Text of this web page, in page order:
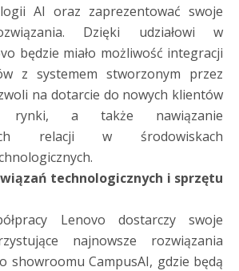
AI oraz zaprezentować swoje
Dzięki udziałowi w
będzie miało możliwość integracji
z systemem stworzonym przez
na dotarcie do nowych klientów
a także nawiązanie
relacji w środowiskach
technologicznych i sprzętu
Lenovo dostarczy swoje
najnowsze rozwiązania
showroomu CampusAI, gdzie będą